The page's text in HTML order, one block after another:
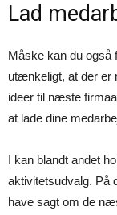
Lad
Måske kan du også
utænkeligt, at der er
ideer til næste
at lade dine
I kan blandt andet
aktivitetsudvalg. På
have sagt om de